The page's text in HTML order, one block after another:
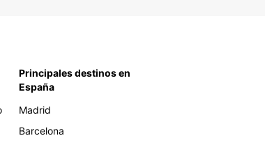
Principales destinos en
España
Madrid
Barcelona